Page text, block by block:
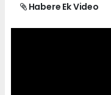
Habere Ek Video